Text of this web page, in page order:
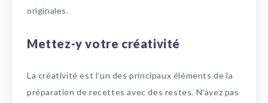
originales.
Mettez-y votre créativité
La créativité est l’un des principaux éléments de la
préparation de recettes avec des restes. N’ayez pas